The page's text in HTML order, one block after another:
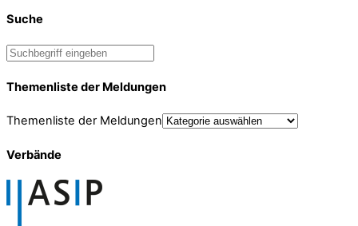
Suche
Themenliste der Meldungen
Themenliste der Meldungen
Verbände